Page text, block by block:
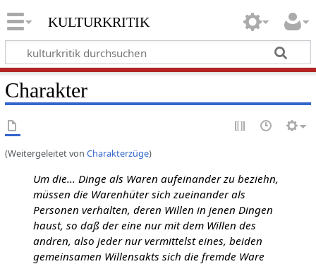
kulturkritik
Charakter
(Weitergeleitet von Charakterzüge)
Um die... Dinge als Waren aufeinander zu beziehn,
müssen die Warenhüter sich zueinander als
Personen verhalten, deren Willen in jenen Dingen
haust, so daß der eine nur mit dem Willen des
andren, also jeder nur vermittelst eines, beiden
gemeinsamen Willensakts sich die fremde Ware